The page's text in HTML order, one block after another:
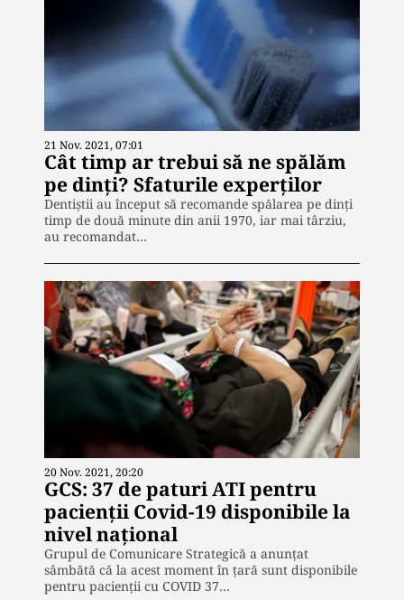
21 Nov. 2021, 07:01
Cât timp ar trebui să ne spălăm
pe dinți? Sfaturile experților
Dentiştii au început să recomande spălarea pe dinţi
timp de două minute din anii 1970, iar mai târziu,
au recomandat…
20 Nov. 2021, 20:20
GCS: 37 de paturi ATI pentru
pacienții Covid-19 disponibile la
nivel național
Grupul de Comunicare Strategică a anunţat
sâmbătă că la acest moment în ţară sunt disponibile
pentru pacienţii cu COVID 37…